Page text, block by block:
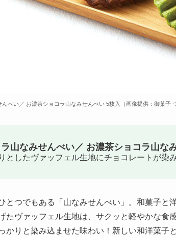
んべい／ お濃茶ショコラ山なみせんべい 5枚入（画像提供：御菓子
ラ山なみせんべい／ お濃茶ショコラ山な
としたヴァッフェル生地にチョコレートが染
とつでもある「山なみせんべい」。和菓子と
たヴァッフェル生地は、サクッと軽やかな食
かりと染み込ませた味わい！新しい和洋菓子